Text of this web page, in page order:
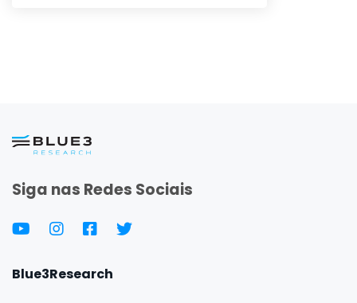
Siga nas Redes Sociais
Blue3Research